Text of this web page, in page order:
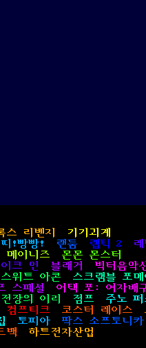
스 리벤지
기기괴계
띠!빵빵! 랜둠 랩틱 2
메이니즈
몬몬 몬스터
크 인 블래거
빅터음악
스위트 아콘
스크램블 포메
스페셜
어택 포: 여자배
전장의 이리 점프
주노 퍼
컴프티크 코스터 레이스
토피아
팍스 소프토니카
백
하트전자산업